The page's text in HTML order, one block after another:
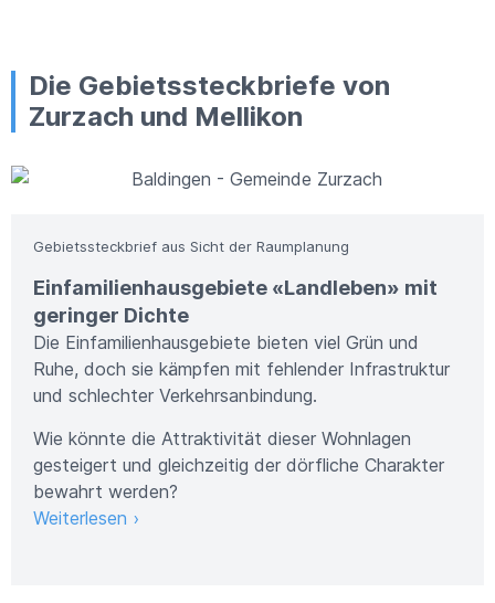
Die Gebietssteckbriefe von
Zurzach und Mellikon
Gebietssteckbrief aus Sicht der Raumplanung
Einfamilienhausgebiete «Landleben» mit
geringer Dichte
Die Einfamilienhausgebiete bieten viel Grün und
Ruhe, doch sie kämpfen mit fehlender Infrastruktur
und schlechter Verkehrsanbindung.
Wie könnte die Attraktivität dieser Wohnlagen
gesteigert und gleichzeitig der dörfliche Charakter
bewahrt werden?
Weiterlesen ›